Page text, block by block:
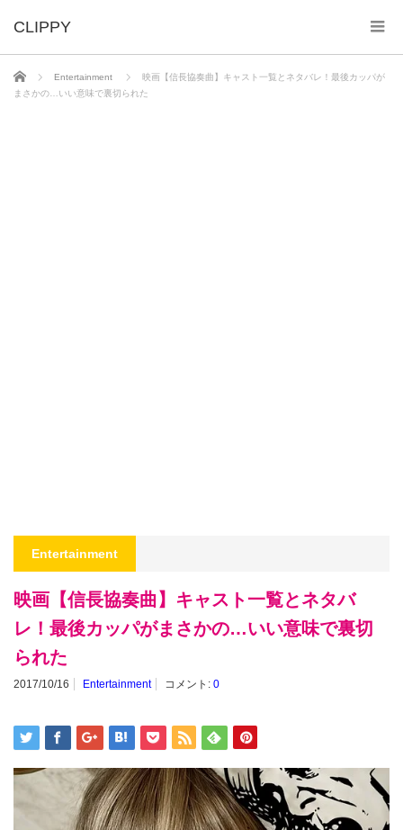
ホーム Entertainment
映画【信長協奏曲】キャスト一覧とネタバレ！最後カッパが
まさかの…いい意味で裏切られた
Entertainment
映画【信長協奏曲】キャスト一覧とネタバ
レ！最後カッパがまさかの…いい意味で裏切
られた
2017/10/16 Entertainment コメント: 0